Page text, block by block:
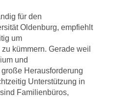
für den
Oldenburg, empfiehlt
um
kümmern. Gerade weil
und
Herausforderung
Unterstützung in
Familienbüros,